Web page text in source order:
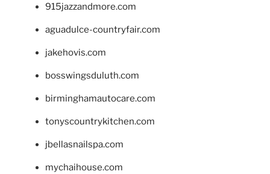
915jazzandmore.com
aguadulce-countryfair.com
jakehovis.com
bosswingsduluth.com
birminghamautocare.com
tonyscountrykitchen.com
jbellasnailspa.com
mychaihouse.com